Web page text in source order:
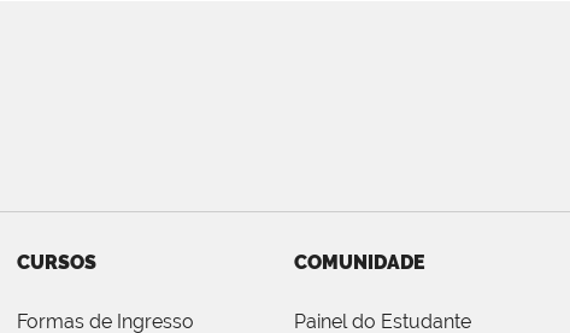
CURSOS
Formas de Ingresso
COMUNIDADE
Painel do Estudante